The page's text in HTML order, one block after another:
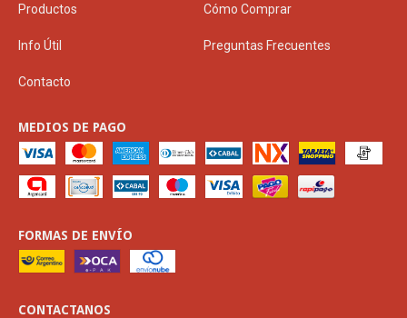
Productos Cómo Comprar
Info Útil Preguntas Frecuentes
Contacto
MEDIOS DE PAGO
FORMAS DE ENVÍO
CONTACTANOS